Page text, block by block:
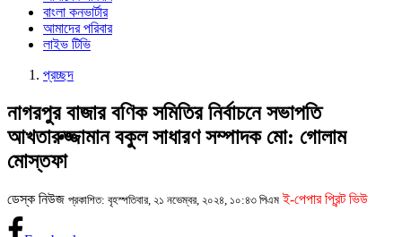
বাংলা কনভার্টার
আমাদের পরিবার
লাইভ টিভি
প্রচ্ছদ
নাগরপুর বাজার বণিক সমিতির নির্বাচনে সভাপতি
আখতারুজ্জামান বকুল সাধারণ সম্পাদক মো: গোলাম
মোস্তফা
ডেস্ক নিউজ প্রকাশিত: বৃহস্পতিবার, ২১ নভেম্বর, ২০২৪, ১০:৪৩ পিএম ই-পেপার প্রিন্ট ভিউ